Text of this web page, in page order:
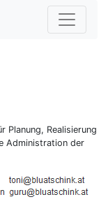
Planung, Realisierung
Administration der